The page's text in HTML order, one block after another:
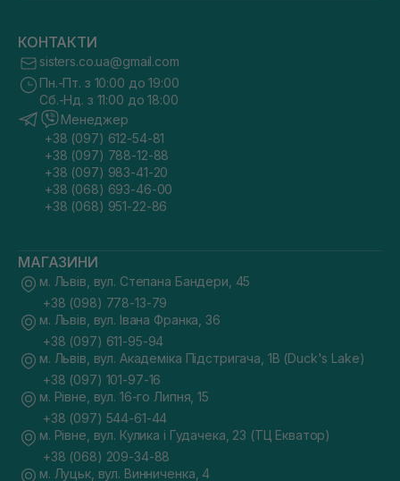
КОНТАКТИ
sisters.co.ua@gmail.com
Пн.-Пт. з 10:00 до 19:00
Сб.-Нд. з 11:00 до 18:00
Менеджер
+38 (097) 612-54-81
+38 (097) 788-12-88
+38 (097) 983-41-20
+38 (068) 693-46-00
+38 (068) 951-22-86
МАГАЗИНИ
м. Львів, вул. Степана Бандери, 45
+38 (098) 778-13-79
м. Львів, вул. Івана Франка, 36
+38 (097) 611-95-94
м. Львів, вул. Академіка Підстригача, 1В (Duck's Lake)
+38 (097) 101-97-16
м. Рівне, вул. 16-го Липня, 15
+38 (097) 544-61-44
м. Рівне, вул. Кулика і Гудачека, 23 (ТЦ Екватор)
+38 (068) 209-34-88
м. Луцьк, вул. Винниченка, 4